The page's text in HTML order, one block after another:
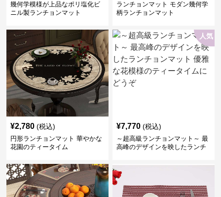
幾何学模様が上品なポリ塩化ビ
ニル製ランチョンマット
ランチョンマット モダン幾何学
柄ランチョンマット
¥2,780 (税込)
円形ランチョンマット 華やかな
花園のティータイム
人気
¥7,770 (税込)
～超高級ランチョンマット～ 最
高峰のデザインを映したランチ
ータイムにどうぞ